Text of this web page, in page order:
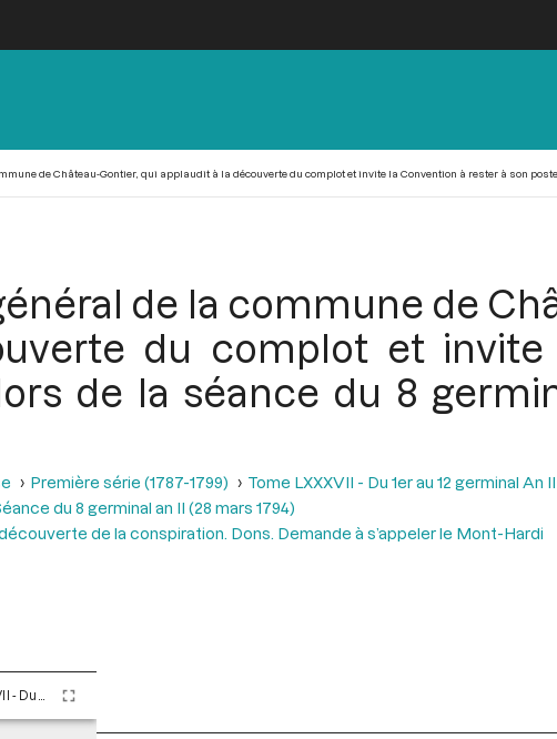
de Château-Gontier, qui applaudit à la découverte du complot et invite la Convention à rester à son
de la commune de
du complot et invite
de la séance du 8
Première série (1787-1799)
Tome LXXXVII - Du 1er au 12 germinal An
du 8 germinal an II (28 mars 1794)
de la conspiration. Dons. Demande à s’appeler le Mont-Hardi